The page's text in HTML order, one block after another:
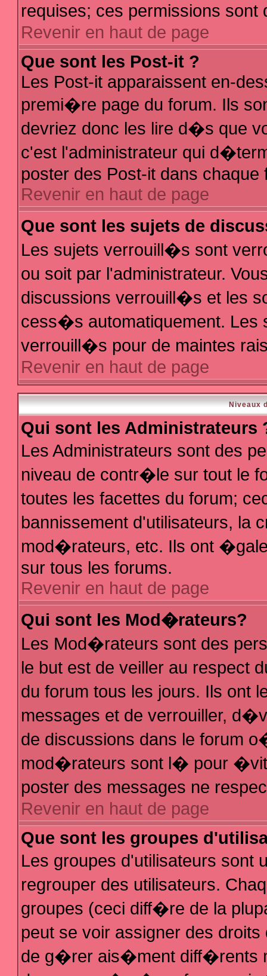
requises; ces permissions
Revenir en haut de page
Que sont les Post-it ?
Les Post-it apparaissent en-
premi�re page du forum. Ils
devriez donc les lire d�s que
c'est l'administrateur qui
poster des Post-it dans chaque
Revenir en haut de page
Que sont les sujets de
Les sujets verrouill�s sont
ou soit par l'administrateur.
discussions verrouill�s et les
cess�s automatiquement.
verrouill�s pour de maintes
Revenir en haut de page
Niveaux
Qui sont les Administrateurs
Les Administrateurs sont des
niveau de contr�le sur tout le
toutes les facettes du forum;
bannissement d'utilisateurs, la
mod�rateurs, etc. Ils ont
sur tous les forums.
Revenir en haut de page
Qui sont les Mod�rateurs?
Les Mod�rateurs sont des
le but est de veiller au respect
du forum tous les jours. Ils ont
messages et de verrouiller,
de discussions dans le forum
mod�rateurs sont l� pour
poster des messages ne
Revenir en haut de page
Que sont les groupes
Les groupes d'utilisateurs sont
regrouper des utilisateurs.
groupes (ceci diff�re de la
peut se voir assigner des
de g�rer ais�ment diff�rents